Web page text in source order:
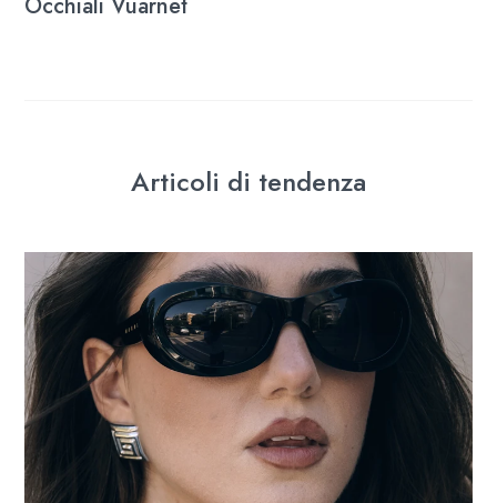
Occhiali Vuarnet
Articoli di tendenza